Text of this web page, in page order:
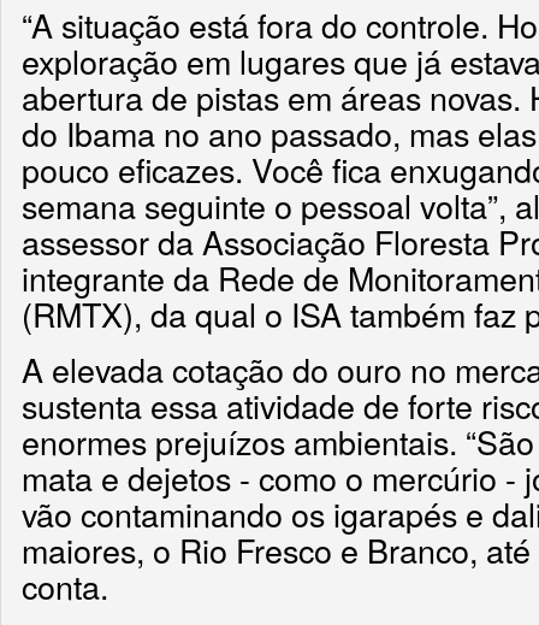
“A situação está fora do controle.
exploração em lugares que já
abertura de pistas em áreas novas.
do Ibama no ano passado, mas
pouco eficazes. Você fica
semana seguinte o pessoal volta”,
assessor da Associação Floresta
integrante da Rede de
(RMTX), da qual o ISA também faz
A elevada cotação do ouro no
sustenta essa atividade de forte
enormes prejuízos ambientais.
mata e dejetos - como o mercúrio -
vão contaminando os igarapés e
maiores, o Rio Fresco e Branco,
conta.